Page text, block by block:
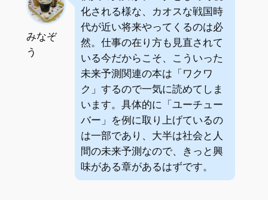
みなぞ
う
化される様な、カオスな戦国時
代が近い将来やってくるのは必
然。仕事の在り方も見直されて
いる今だからこそ、こういった
未来予測関連の本は「ワクワ
ク」するので一気に読めてしま
います。具体的に「ユーチュー
バー」を例に取り上げているの
は一部であり、大半は社会と人
間の未来予測なので、きっと興
味がある章があるはずです。